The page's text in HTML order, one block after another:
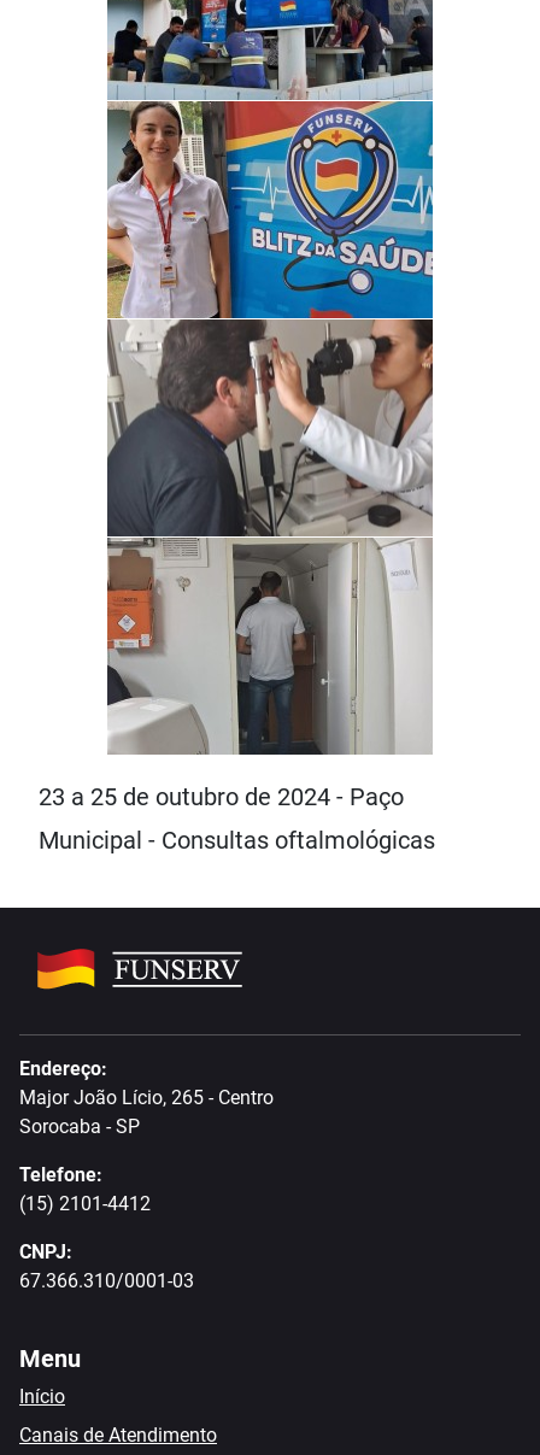
23 a 25 de outubro de 2024 - Paço
Municipal - Consultas oftalmológicas
Endereço:
Major João Lício, 265 - Centro
Sorocaba - SP
Telefone:
(15) 2101-4412
CNPJ:
67.366.310/0001-03
Menu
Início
Canais de Atendimento